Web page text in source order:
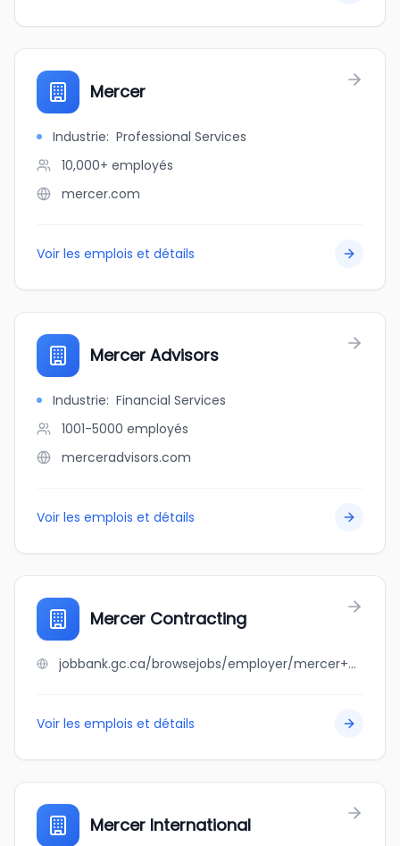
Mercer
Industrie: Professional Services
10,000+ employés
mercer.com
Voir les emplois et détails
Mercer Advisors
Industrie: Financial Services
1001-5000 employés
merceradvisors.com
Voir les emplois et détails
Mercer Contracting
jobbank.gc.ca/browsejobs/employer/mercer+contracting/ca
Voir les emplois et détails
Mercer International